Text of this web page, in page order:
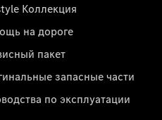
Коллекция
на дороге
пакет
запасные части
по эксплуатации